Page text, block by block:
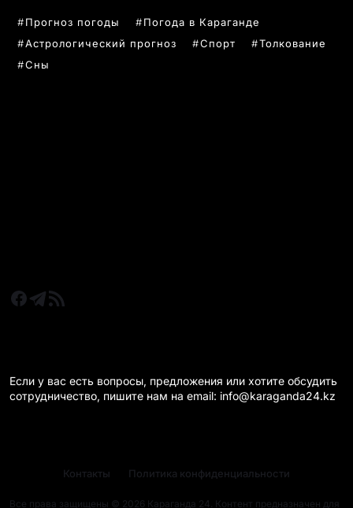
Прогноз погоды
Погода в Караганде
Астрологический прогноз
Спорт
Толкование
Сны
Если у вас есть вопросы, предложения или хотите обсудить
сотрудничество, пишите нам на email: info@karaganda24.kz
Все права защищены © 2026 Караганда 24. Контент предназначен для
Контакты Политика конфиденциальности